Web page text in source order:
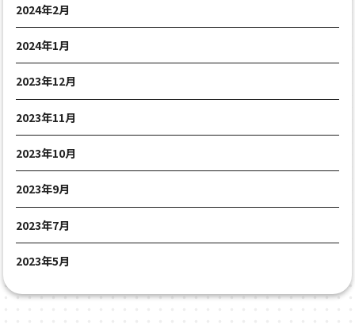
2024年2月
2024年1月
2023年12月
2023年11月
2023年10月
2023年9月
2023年7月
2023年5月